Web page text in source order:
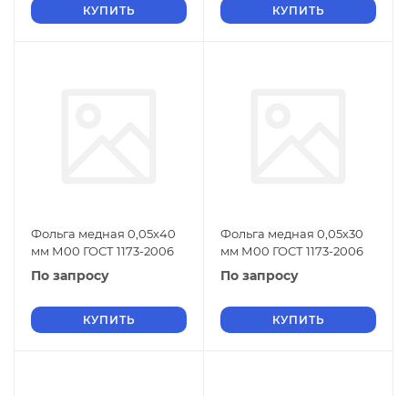
КУПИТЬ КУПИТЬ
Фольга медная 0,05х40
мм М00 ГОСТ 1173-2006
По запросу
КУПИТЬ
Фольга медная 0,05х30
мм М00 ГОСТ 1173-2006
По запросу
КУПИТЬ